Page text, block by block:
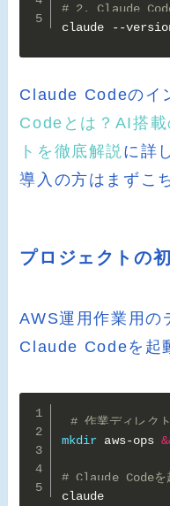
# 2. Claude
claude --
Claude Codeのイ
Codeとは？AI搭
トを徹底解説 に詳
導入の方はまずこ
プロジェクトの
AWS運用作業用の
Claude Codeを起
# 作業ディレク
mkdir aws-ops
# Claude Codeを
claude